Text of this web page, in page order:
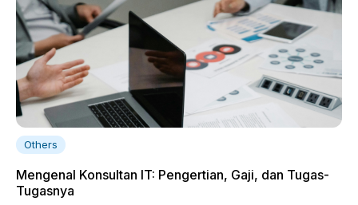
Others
Mengenal Konsultan IT: Pengertian, Gaji, dan Tugas-
Tugasnya